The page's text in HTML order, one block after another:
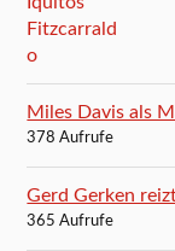
Miles Davis als
378 Aufrufe
Gerd Gerken
365 Aufrufe